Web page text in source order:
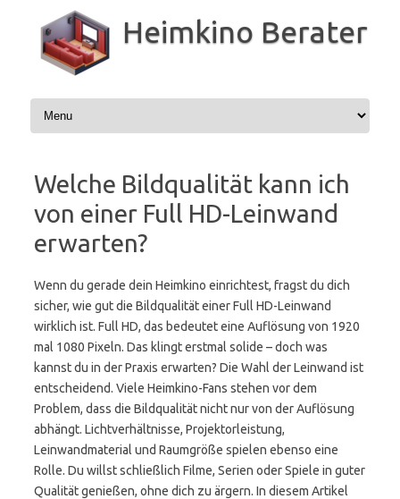
springen
Heimkino Berater
Welche Bildqualität kann ich
von einer Full HD-Leinwand
erwarten?
Wenn du gerade dein Heimkino einrichtest, fragst du dich
sicher, wie gut die Bildqualität einer Full HD-Leinwand
wirklich ist. Full HD, das bedeutet eine Auflösung von 1920
mal 1080 Pixeln. Das klingt erstmal solide – doch was
kannst du in der Praxis erwarten? Die Wahl der Leinwand ist
entscheidend. Viele Heimkino-Fans stehen vor dem
Problem, dass die Bildqualität nicht nur von der Auflösung
abhängt. Lichtverhältnisse, Projektorleistung,
Leinwandmaterial und Raumgröße spielen ebenso eine
Rolle. Du willst schließlich Filme, Serien oder Spiele in guter
Qualität genießen, ohne dich zu ärgern. In diesem Artikel